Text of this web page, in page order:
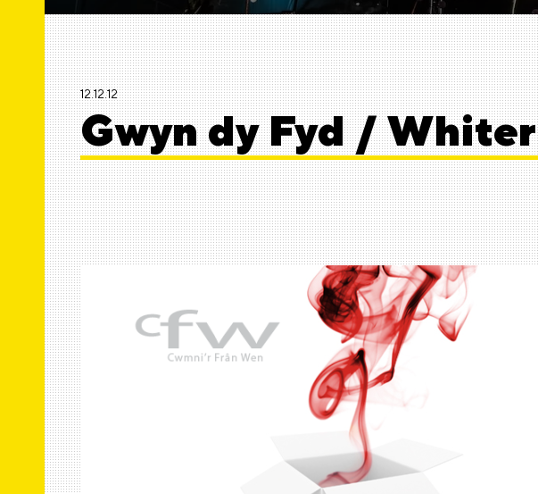
12.12.12
Gwyn dy Fyd /